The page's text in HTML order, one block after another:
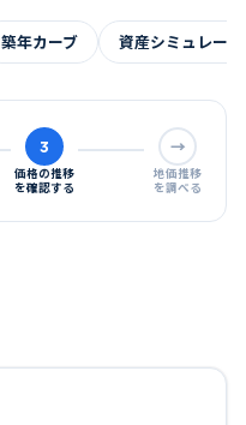
築年カーブ 資産シミュレー
3
価格の推移
を確認する
→
地価推移
を調べる